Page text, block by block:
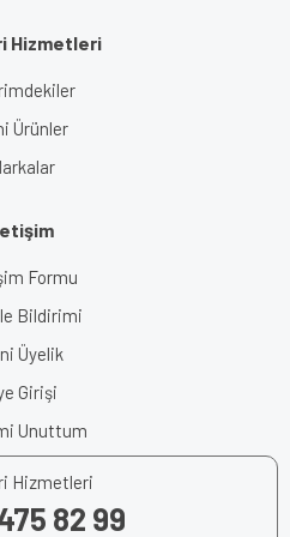
Hizmetleri
Ürünler
Formu
Bildirimi
Üyelik
Girişi
Unuttum
Hizmetleri
82 99